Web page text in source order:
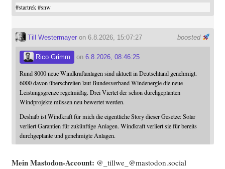
#startrek #snw
boosted
Till Westermayeron 6.8.2026, 15:07:27
Rico Grimm on 6.8.2026, 08:46:25
Rund 8000 neue Windkraftanlagen sind aktuell in Deutschland genehmigt.
6000 davon überschreiten laut Bundesverband Windenergie die neue
Leistungsgrenze regelmäßig. Drei Viertel der schon durchgeplanten
Windprojekte müssen neu bewertet werden.
Deshalb ist Windkraft für mich die eigentliche Story dieser Gesetze: Solar
verliert Garantien für zukünftige Anlagen. Windkraft verliert sie für bereits
durchgeplante und genehmigte Anlagen.
Mein Mast­o­don-Account: @_tillwe_@mastodon.social